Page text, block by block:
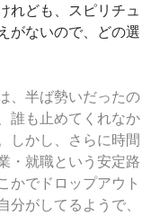
れども、スピリチュ
がないので、どの選
、半ば勢いだったの
誰も止めてくれなか
しかし、さらに時間
・就職という安定路
かでドロップアウト
分がしてるようで、